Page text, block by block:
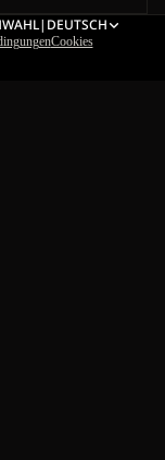
| DEUTSCH
Cookies